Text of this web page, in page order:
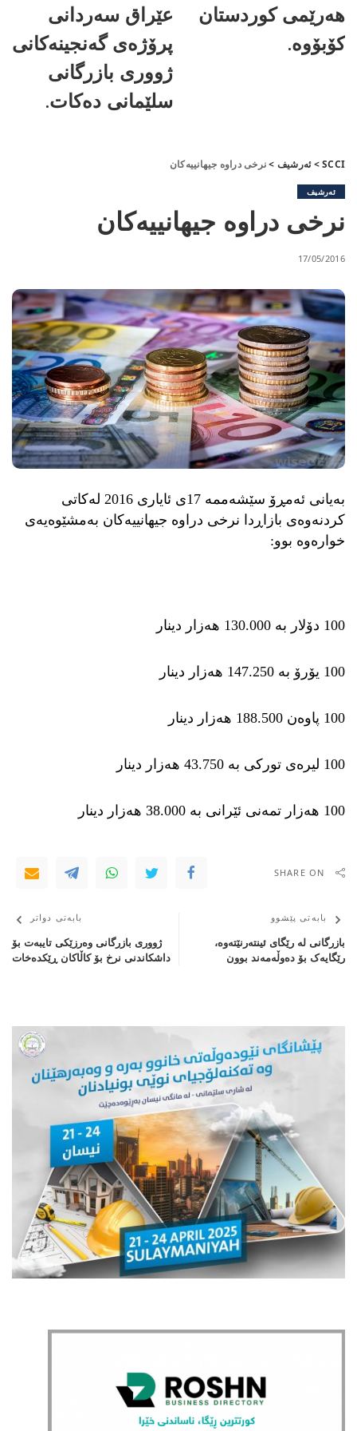
هەرێمی کوردستان
کۆبۆوە.
عێراق سەردانی
پرۆژەی گەنجینەکانی
ژووری بازرگانی
سلێمانی دەکات.
SCCI
>ئەرشیف >نرخی دراوە جیهانییەكان
ئەرشیف
نرخی دراوە جیهانییەكان
17/05/2016
بەیانی ئەمڕۆ سێشەممە 17ی ئایاری 2016 لەكاتی
كردنەوەی بازاڕدا نرخی دراوە جیهانییەكان بەمشێوەیەی
خوارەوە بوو:
100 دۆلار بە 130.000 هەزار دینار
100 یۆرۆ بە 147.250 هەزار دینار
100 پاوەن 188.500 هەزار دینار
100 لیرەی توركی بە 43.750 هەزار دینار
100 هەزار تمەنی ئێرانی بە 38.000 هەزار دینار
SHARE ON
بابەتی پێشوو
بازرگانی لە رێگای ئینتەرنێتەوە،
رێگایەک بۆ دەوڵەمەند بوون
بابەتی دواتر
ژووری بازرگانی وەرزێكی تایبەت بۆ
داشكاندنی نرخ بۆ كاڵاكان ڕێكدەخات